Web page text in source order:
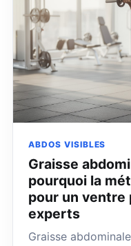
ABDOS VISIBLES
Graisse
pourquoi la
pour un ventre
experts
Graisse